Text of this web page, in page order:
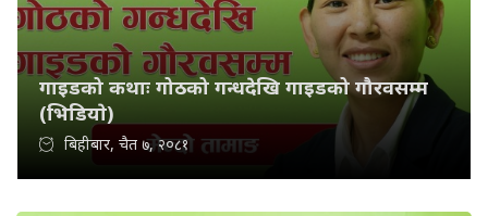
गाइडको कथाः गोठको गन्धदेखि गाइडको गौरवसम्म
(भिडियाे)
बिहीबार, चैत ७, २०८१